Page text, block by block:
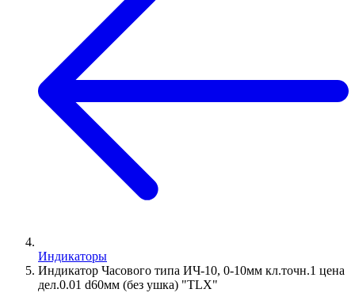
Индикаторы
Индикатор Часового типа ИЧ-10, 0-10мм кл.точн.1 цена
дел.0.01 d60мм (без ушка) "TLX"